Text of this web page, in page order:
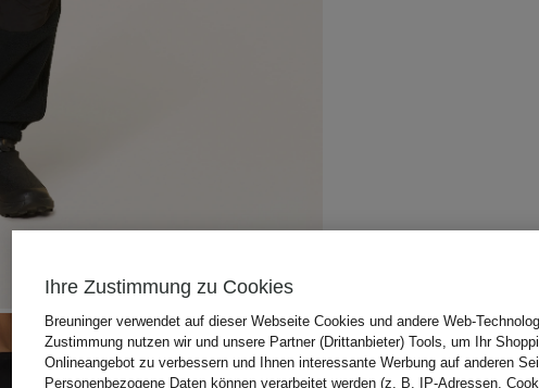
Ihre Zustimmung zu Cookies
Breuninger verwendet auf dieser Webseite Cookies und andere Web-
Zustimmung nutzen wir und unsere Partner (Drittanbieter) Tools, um Ihr
Onlineangebot zu verbessern und Ihnen interessante Werbung auf anderen
Personenbezogene Daten können verarbeitet werden (z. B. IP-Adressen,